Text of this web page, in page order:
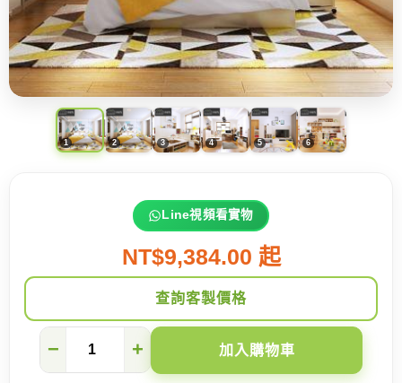
Line視頻看實物
NT$9,384.00 起
查詢客製價格
系
− + 加入購物車